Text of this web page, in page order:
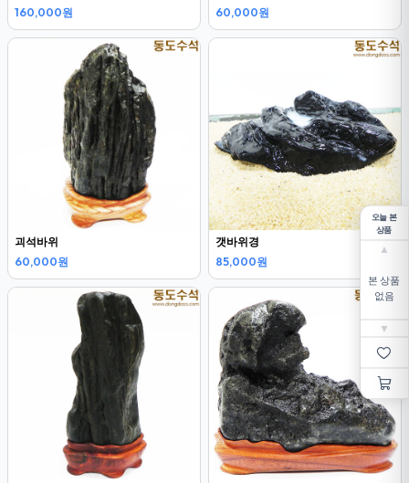
오늘 본
상품
▲
본 상품
없음
▼
160,000원
60,000원
괴석바위
60,000원
갯바위경
85,000원